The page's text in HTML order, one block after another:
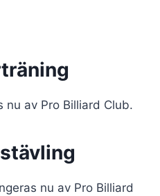
nu av Pro Billiard Club.
nu av Pro Billiard